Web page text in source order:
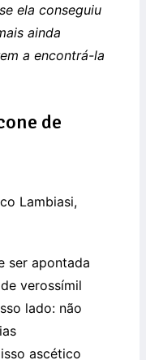
ela conseguiu
ainda
a encontrá-la
de
Lambiasi,
ser apontada
verossímil
lado: não
ascético